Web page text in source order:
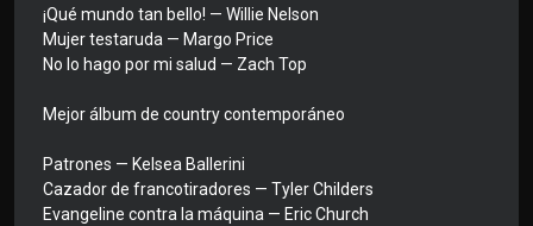
¡Qué mundo tan bello! — Willie Nelson
Mujer testaruda — Margo Price
No lo hago por mi salud — Zach Top
Mejor álbum de country contemporáneo
Patrones — Kelsea Ballerini
Cazador de francotiradores — Tyler Childers
Evangeline contra la máquina — Eric Church